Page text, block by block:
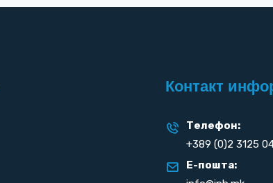
Контакт
Телефон:
+389 (0)2 3125
Е-пошта: